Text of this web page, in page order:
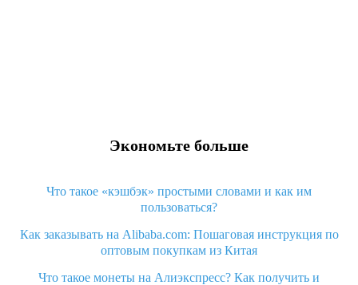
Экономьте больше
Что такое «кэшбэк» простыми словами и как им
пользоваться?
Как заказывать на Alibaba.com: Пошаговая инструкция по
оптовым покупкам из Китая
Что такое монеты на Алиэкспресс? Как получить и